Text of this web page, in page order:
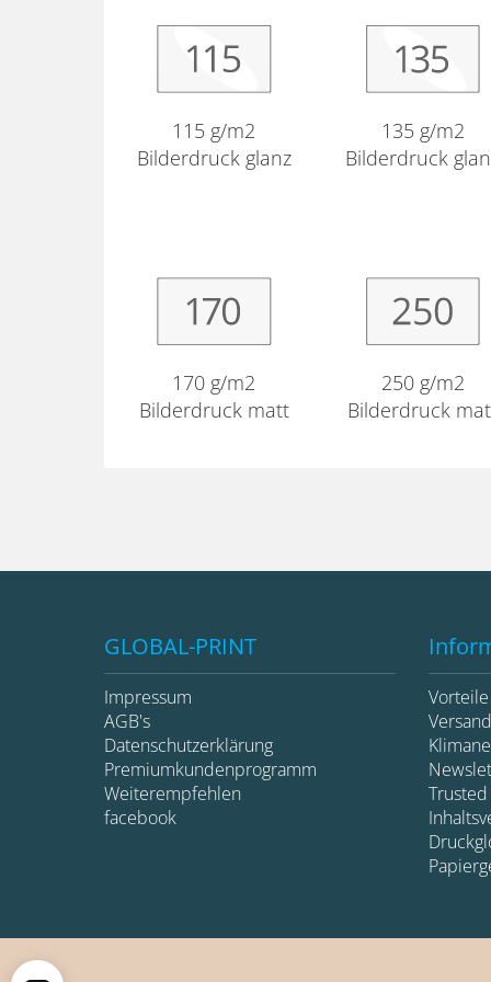
115 g/m2
Bilderdruck glanz
135 g/m2
Bilderdruck
170 g/m2
Bilderdruck matt
250 g/m2
Bilderdruck
GLOBAL-PRINT
Impressum
AGB's
Datenschutzerklärung
Premiumkundenprogramm
Weiterempfehlen
facebook
Vorteile
Versand